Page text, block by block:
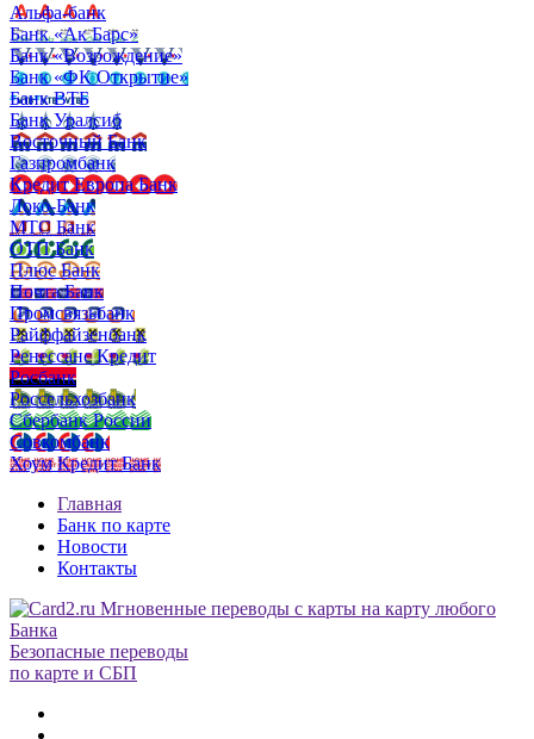
Альфа-банк
Банк «Ак Барс»
Банк «Возрождение»
Банк «ФК Открытие»
Банк ВТБ
Банк Уралсиб
Восточный Банк
Газпромбанк
Кредит Европа Банк
Локо-Банк
МТС Банк
ОТП Банк
Плюс Банк
Почта Банк
Промсвязьбанк
Райффайзенбанк
Ренессанс Кредит
Росбанк
Россельхозбанк
Сбербанк России
Совкомбанк
Хоум Кредит Банк
Главная
Банк по карте
Новости
Контакты
Безопасные переводы
по карте и СБП